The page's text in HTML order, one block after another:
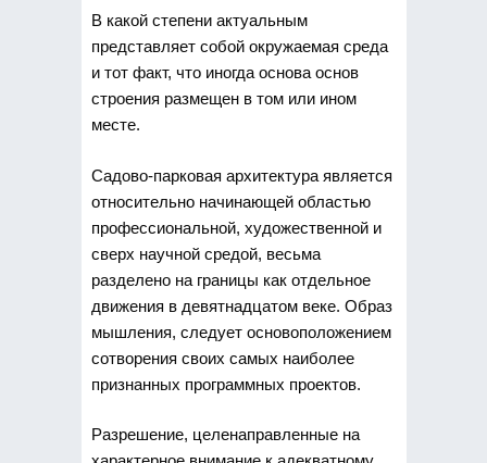
В какой степени актуальным
представляет собой окружаемая среда
и тот факт, что иногда основа основ
строения размещен в том или ином
месте.
Садово-парковая архитектура является
относительно начинающей областью
профессиональной, художественной и
сверх научной средой, весьма
разделено на границы как отдельное
движения в девятнадцатом веке. Образ
мышления, следует основоположением
сотворения своих самых наиболее
признанных программных проектов.
Разрешение, целенаправленные на